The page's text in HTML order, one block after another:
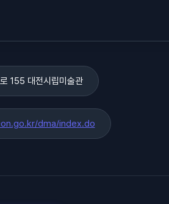
155 대전시립미술관
dma/index.do